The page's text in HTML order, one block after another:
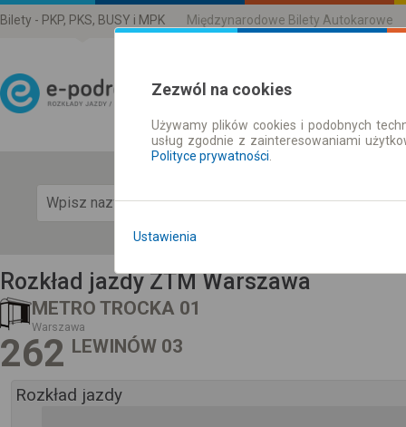
Bilety - PKP, PKS, BUSY i MPK Międzynarodowe Bilety Autokarowe
Rozkład Jazdy | Bilety
Rozkład jazdy ZTM Warszawa
METRO TROCKA 01
Warszawa
262 LEWINÓW 03
Rozkład jazdy
Zezwól na cookies
Używamy plików cookies i podobnych
usług zgodnie z zainteresowaniami
Polityce prywatności
Ustawienia